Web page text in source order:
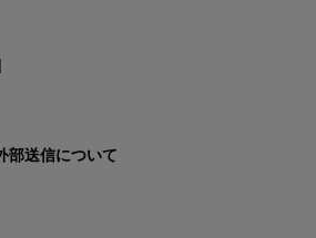
部送信について